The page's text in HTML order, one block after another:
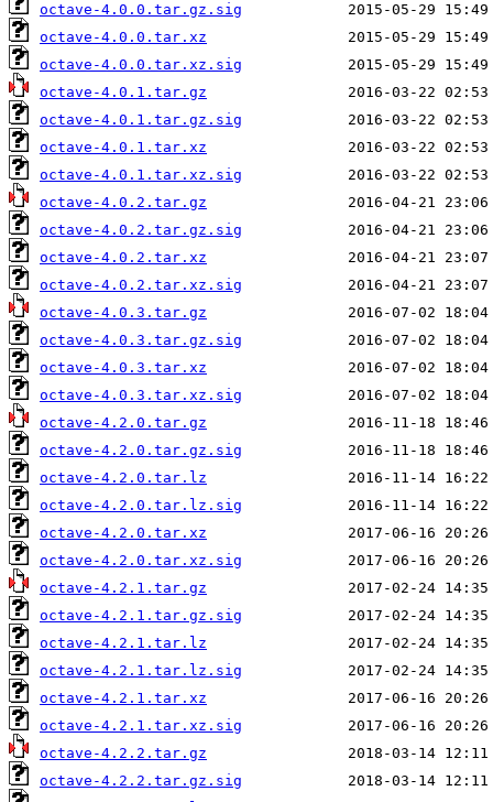
octave-4.0.0.tar.gz.sig
octave-4.0.0.tar.xz
octave-4.0.0.tar.xz.sig
octave-4.0.1.tar.gz
octave-4.0.1.tar.gz.sig
octave-4.0.1.tar.xz
octave-4.0.1.tar.xz.sig
octave-4.0.2.tar.gz
octave-4.0.2.tar.gz.sig
octave-4.0.2.tar.xz
octave-4.0.2.tar.xz.sig
octave-4.0.3.tar.gz
octave-4.0.3.tar.gz.sig
octave-4.0.3.tar.xz
octave-4.0.3.tar.xz.sig
octave-4.2.0.tar.gz
octave-4.2.0.tar.gz.sig
octave-4.2.0.tar.lz
octave-4.2.0.tar.lz.sig
octave-4.2.0.tar.xz
octave-4.2.0.tar.xz.sig
octave-4.2.1.tar.gz
octave-4.2.1.tar.gz.sig
octave-4.2.1.tar.lz
octave-4.2.1.tar.lz.sig
octave-4.2.1.tar.xz
octave-4.2.1.tar.xz.sig
octave-4.2.2.tar.gz
octave-4.2.2.tar.gz.sig